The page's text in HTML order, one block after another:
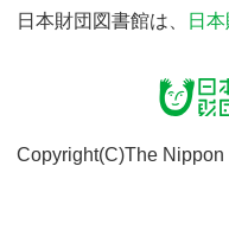
日本財団図書館は、 日
Copyright(C)The Nippon